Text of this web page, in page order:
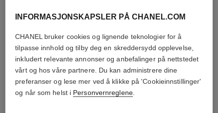
INFORMASJONSKAPSLER PÅ CHANEL.COM
CHANEL bruker cookies og lignende teknologier for å
tilpasse innhold og tilby deg en skreddersydd opplevelse,
inkludert relevante annonser og anbefalinger på nettstedet
vårt og hos våre partnere. Du kan administrere dine
preferanser og lese mer ved å klikke på 'Cookieinnstillinger'
og når som helst i Personvernreglene.